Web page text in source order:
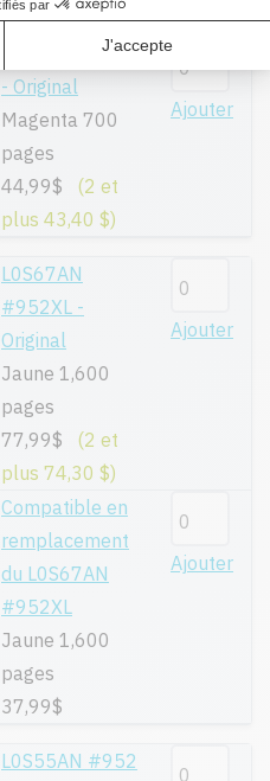
L0S52AN #952
- Original
Magenta 700
pages
44,99$
(2 et
plus 43,40 $)
Ajouter
L0S67AN
#952XL -
Original
Jaune 1,600
pages
77,99$
(2 et
plus 74,30 $)
Ajouter
Compatible en
remplacement
du L0S67AN
#952XL
Jaune 1,600
pages
37,99$
Ajouter
L0S55AN #952